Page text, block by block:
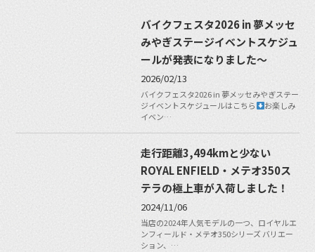
バイクフェスタ2026 in 夢メッセ
みやぎステージイベントスケジュ
ールが発表になりました〜
2026/02/13
バイクフェスタ2026 in 夢メッセみやぎステー
ジイベントスケジュールはこちら
お楽しみ
イベン…
走行距離3,494kmと少ない
ROYAL ENFIELD・メテオ350ス
テラの極上車が入荷しました！
2024/11/06
当店の2024年人気モデルの一つ、ロイヤルエ
ンフィールド・メテオ350シリーズ バリエー
ション、…